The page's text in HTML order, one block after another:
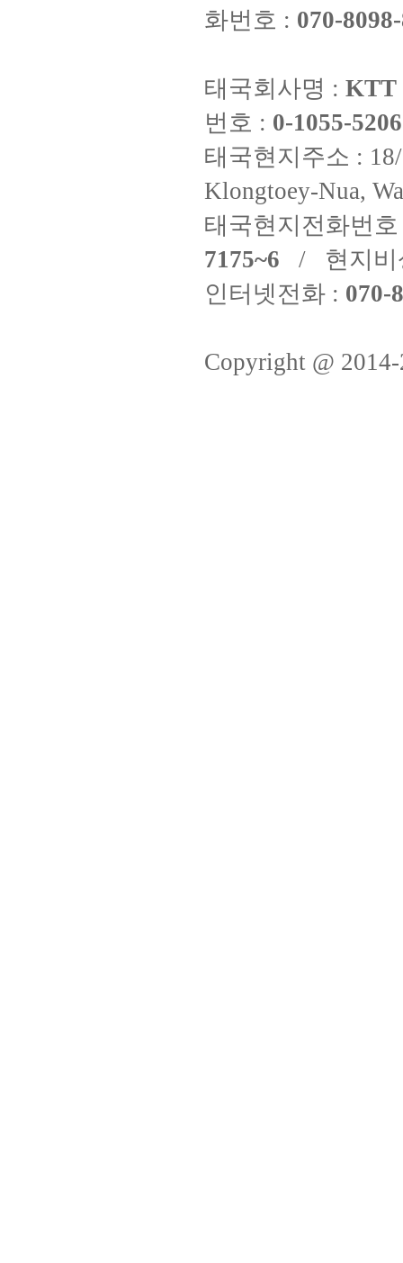
화번호 : 070-
태국회사명 : KTT
번호 : 0-1055-
태국현지주소 :
Klongtoey-Nua,
태국현지전화번
7175~6 / 현지비
인터넷전화 : 070-
Copyright @